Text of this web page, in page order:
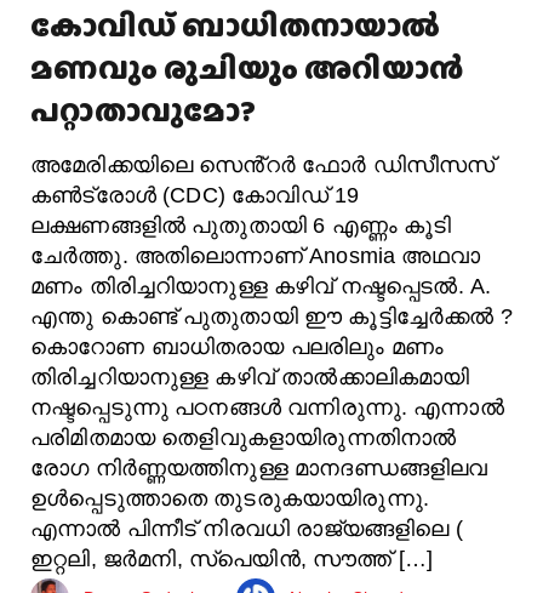
കോവിഡ് ബാധിതനായാൽ
മണവും രുചിയും അറിയാൻ
പറ്റാതാവുമോ?
അമേരിക്കയിലെ സെൻ്റർ ഫോർ ഡിസീസസ്
കൺട്രോൾ (CDC) കോവിഡ് 19
ലക്ഷണങ്ങളിൽ പുതുതായി 6 എണ്ണം കൂടി
ചേർത്തു. അതിലൊന്നാണ് Anosmia അഥവാ
മണം തിരിച്ചറിയാനുള്ള കഴിവ് നഷ്ടപ്പെടൽ. A.
എന്തു കൊണ്ട് പുതുതായി ഈ കൂട്ടിച്ചേർക്കൽ ?
കൊറോണ ബാധിതരായ പലരിലും മണം
തിരിച്ചറിയാനുള്ള കഴിവ് താൽക്കാലികമായി
നഷ്ടപ്പെടുന്നു പഠനങ്ങൾ വന്നിരുന്നു. എന്നാൽ
പരിമിതമായ തെളിവുകളായിരുന്നതിനാൽ
രോഗ നിർണ്ണയത്തിനുള്ള മാനദണ്ഡങ്ങളിലവ
ഉൾപ്പെടുത്താതെ തുടരുകയായിരുന്നു.
എന്നാൽ പിന്നീട് നിരവധി രാജ്യങ്ങളിലെ (
ഇറ്റലി, ജർമനി, സ്പെയിൻ, സൗത്ത് […]